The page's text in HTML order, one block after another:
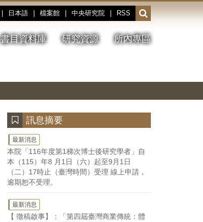
日本語 檔案館 中央研究院 RSS
開
啟
或
收
書目資料庫 研究資源 所內專區
停、
圖
圖
結
訊息摘要
最新消息
本院「116年度第1梯次博士後研究學者」自
本（115）年8 月1日（六）起至9月1日
（二）17時止（臺灣時間）受理 線上申請，
逾期恕不受理。
最新消息
【 徵稿啟事】：「第四屆臺灣商業傳統：體